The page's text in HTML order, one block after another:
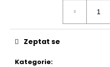
Kategorie:
Zeptat se